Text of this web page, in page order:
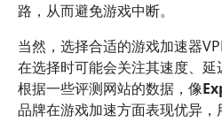
路，从而避免游戏中断。
当然，选择合适的游戏加速器
在选择时可能会关注其速度、延
根据一些评测网站的数据，像
品牌在游戏加速方面表现优异，